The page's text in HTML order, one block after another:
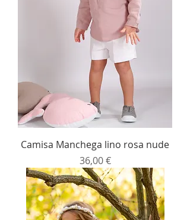
Camisa Manchega lino rosa nude
Precio
36,00 €